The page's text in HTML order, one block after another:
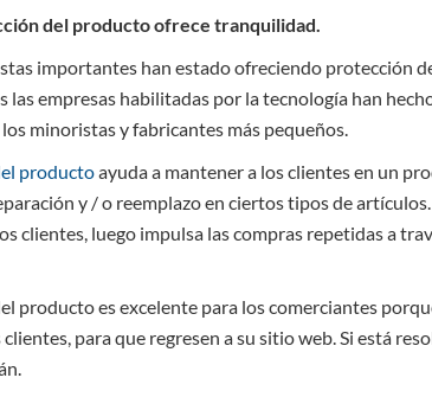
del producto ofrece tranquilidad.
importantes han estado ofreciendo protección
las empresas habilitadas por la tecnología han
minoristas y fabricantes más pequeños.
productoayuda a mantener a los clientes en un
y / o reemplazo en ciertos tipos de
clientes, luego impulsa las compras repetidas a
producto es excelente para los comerciantes
para que regresen a su sitio web. Si está